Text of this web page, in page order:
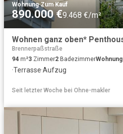
Wohnung·Zum Kauf
890.000 €9.468 €/m²
Brennerpaßstraße
94 m²3 Zimmer2 BadezimmerWohnung
·Terrasse·Aufzug
Seit letzter Woche bei Ohne-makler